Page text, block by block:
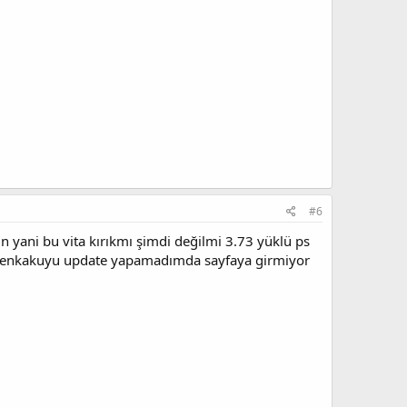
#6
bu vita kırıkmı şimdi değilmi 3.73 yüklü ps
update yapamadımda sayfaya girmiyor